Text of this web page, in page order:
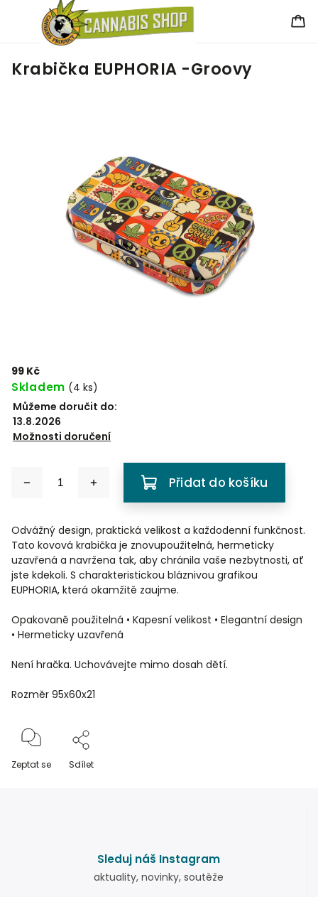
Krabička EUPHORIA -Groovy
99 Kč
Skladem (4 ks)
Můžeme doručit do:
13.8.2026
Možnosti doručení
Přidat do košíku
Odvážný design, praktická velikost a každodenní funkčnost.
Tato kovová krabička je znovupoužitelná, hermeticky
uzavřená a navržena tak, aby chránila vaše nezbytnosti, ať
jste kdekoli. S charakteristickou bláznivou grafikou
EUPHORIA, která okamžitě zaujme.
Opakovaně použitelná • Kapesní velikost • Elegantní design
• Hermeticky uzavřená
Není hračka. Uchovávejte mimo dosah dětí.
Rozměr 95x60x21
Zeptat se Sdílet
Sleduj náš Instagram
aktuality, novinky, soutěže